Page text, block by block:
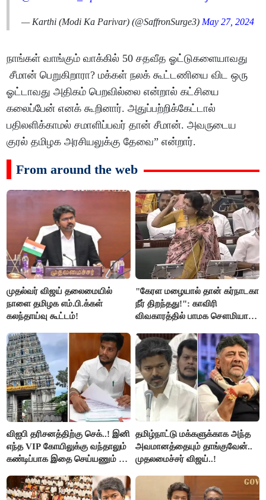
— Karthi (Modi Ka Parivar) (@SaffronSurge3) May 27, 2024
நாங்கள் வாங்கும் வாக்கில் 50 சதவீத ஓட்டுகளையாவது
சீமான் பெறுகிறாரா? மக்கள் நலக் கூட்டணியை விட ஒரு
ஓட்டாவது அதிகம் பெறவில்லை என்றால் கட்சியை
கலைப்பேன் எனக் கூறினார். அதுப்பற்றிக்கேட்டால்
பதிலளிக்காமல் சமாளிப்பவர் தான் சீமான். அவருடைய
குரல் தமிழக அரசியலுக்கு தேவை” என்றார்.
From around the web
முதல்வர் விஜய் தலைமையில்
நாளை தமிழக எம்.பி.க்கள்
கலந்தாய்வு கூட்டம்!
"கேரள மழையால் தான் கர்நாடகா
நீர் திறந்தது!": காவிரி
விவகாரத்தில் பாமக சௌமியா
விஐபி தரிசனத்திற்கு செக்..! இனி
எந்த VIP கோயிலுக்கு வந்தாலும்
கண்டிப்பாக இதை செய்யணும் -
தமிழ்நாட்டு மக்களுக்காக அந்த
அவமானத்தையும் தாங்குவேன்..
முதலமைச்சர் விஜய்..!